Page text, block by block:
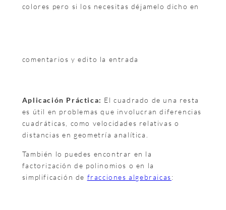
colores pero si los necesitas déjamelo dicho en
comentarios y edito la entrada
Aplicación Práctica: El cuadrado de una resta
es útil en problemas que involucran diferencias
cuadráticas, como velocidades relativas o
distancias en geometría analítica.
También lo puedes encontrar en la
factorización de polinomios o en la
simplificación de fracciones algebraicas: